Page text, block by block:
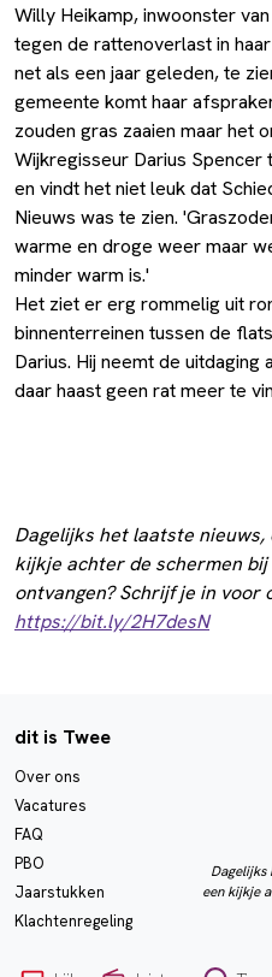
Willy Heikamp, inwoonster
tegen de rattenoverlast in
net als een jaar geleden, te
gemeente komt haar
zouden gras zaaien maar het
Wijkregisseur Darius Spencer
en vindt het niet leuk dat
Nieuws was te zien.
warme en droge weer maar
minder warm is.'
Het ziet er erg rommelig uit
binnenterreinen tussen de
Darius. Hij neemt de uitdaging
daar haast geen rat meer te
Dagelijks het laatste
kijkje achter de schermen bij
ontvangen? Schrijf je in
https://bit.ly/2H7desN
dit is Twee
Over ons
Vacatures
FAQ
PBO
Jaarstukken
Klachtenregeling
Dagelijks
een kijkje